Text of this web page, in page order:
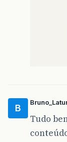
B
Tudo